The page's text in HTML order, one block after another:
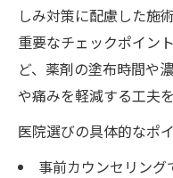
しみ対策に配慮した施
重要なチェックポイン
ど、薬剤の塗布時間や
や痛みを軽減する工夫
医院選びの具体的なポ
事前カウンセリン